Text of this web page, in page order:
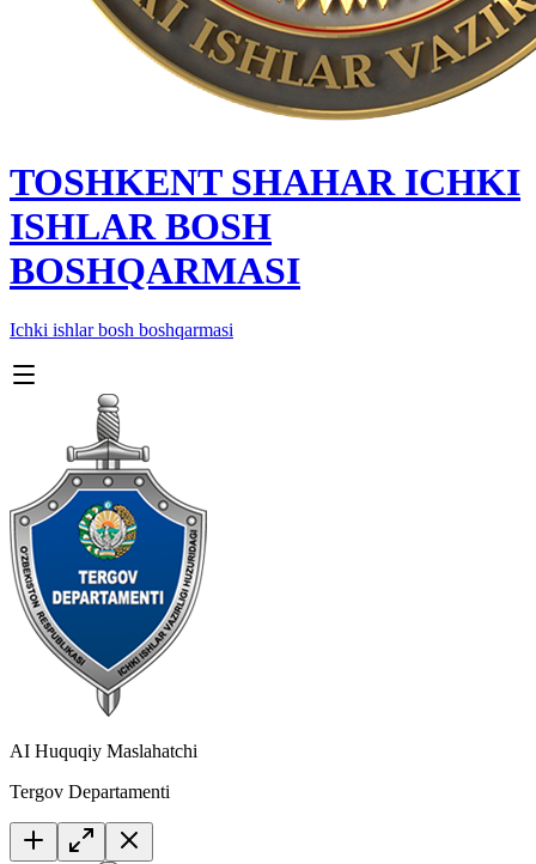
TOSHKENT SHAHAR IСHKI
ISHLAR BOSH
BOSHQARMASI
Ichki ishlar bosh boshqarmasi
AI Huquqiy Maslahatchi
Tergov Departamenti